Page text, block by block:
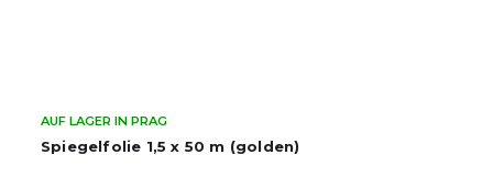
Spiegelfolie 1,5 x 50 m (golden)
AUF LAGER IN PRAG